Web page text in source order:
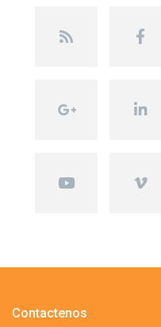
Contactenos